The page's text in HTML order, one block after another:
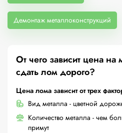
Демонтаж металлоконструкций
От чего зависит цена
сдать лом дорого?
Цена лома зависит от трех
Вид металла - цветной
Количество металла - чем
примут